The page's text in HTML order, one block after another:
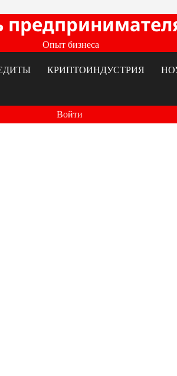
Опыт бизнеса
КРИПТОИНДУСТРИЯ
Войти